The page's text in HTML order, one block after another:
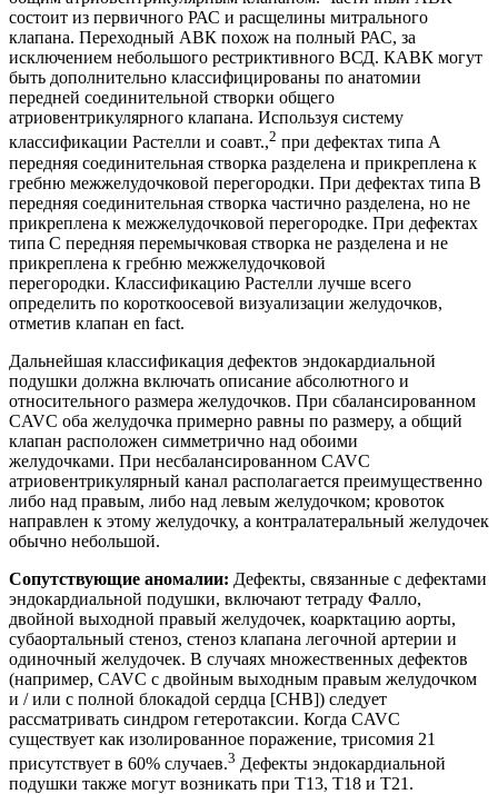
состоит из первичного РАС и расщелины митрального
клапана. Переходный АВК похож на полный РАС, за
исключением небольшого рестриктивного ВСД. КАВК могут
быть дополнительно классифицированы по анатомии
передней соединительной створки общего
атриовентрикулярного клапана. Используя систему
классификации Растелли и соавт.,2 при дефектах типа А
передняя соединительная створка разделена и прикреплена к
гребню межжелудочковой перегородки. При дефектах типа В
передняя соединительная створка частично разделена, но не
прикреплена к межжелудочковой перегородке. При дефектах
типа С передняя перемычковая створка не разделена и не
прикреплена к гребню межжелудочковой
перегородки. Классификацию Растелли лучше всего
определить по короткоосевой визуализации желудочков,
отметив клапан en fact.
Дальнейшая классификация дефектов эндокардиальной
подушки должна включать описание абсолютного и
относительного размера желудочков. При сбалансированном
CAVC оба желудочка примерно равны по размеру, а общий
клапан расположен симметрично над обоими
желудочками. При несбалансированном CAVC
атриовентрикулярный канал располагается преимущественно
либо над правым, либо над левым желудочком; кровоток
направлен к этому желудочку, а контралатеральный желудочек
обычно небольшой.
Сопутствующие аномалии: Дефекты, связанные с дефектами
эндокардиальной подушки, включают тетраду Фалло,
двойной выходной правый желудочек, коарктацию аорты,
субаортальный стеноз, стеноз клапана легочной артерии и
одиночный желудочек. В случаях множественных дефектов
(например, CAVC с двойным выходным правым желудочком
и / или с полной блокадой сердца [CHB]) следует
рассматривать синдром гетеротаксии. Когда CAVC
существует как изолированное поражение, трисомия 21
присутствует в 60% случаев.3 Дефекты эндокардиальной
подушки также могут возникать при Т13, Т18 и Т21.